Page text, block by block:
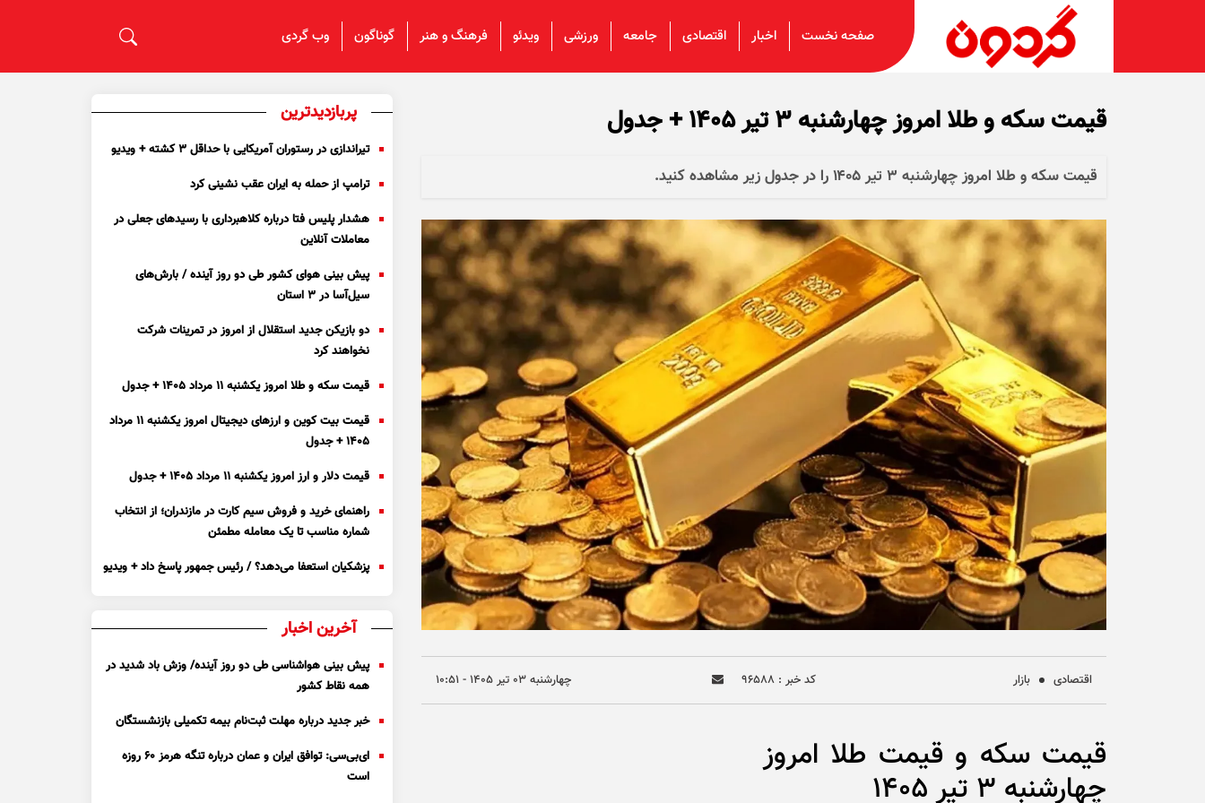
صفحه نخست اخبار اقتصادی جامعه ورزشی ویدئو فرهنگ و هنر گوناگون وب گردی
قیمت سکه و طلا امروز چهارشنبه ۳ تیر ۱۴۰۵ + جدول
قیمت سکه و طلا امروز چهارشنبه ۳ تیر ۱۴۰۵ را در جدول زیر مشاهده کنید.
اقتصادی بازار کد خبر : ۹۶۵۸۸ چهارشنبه ۰۳ تير ۱۴۰۵ - ۱۰:۵۱
قیمت سکه و قیمت طلا امروز
چهارشنبه 3 تیر 1405
پربازدیدترین
تیراندازی در رستوران آمریکایی با حداقل ۳ کشته + ویدیو
ترامپ از حمله به ایران عقب نشینی کرد
هشدار پلیس فتا درباره کلاهبرداری با رسید‌های جعلی در
معاملات آنلاین
پیش بینی هوای کشور طی دو روز آینده / بارش‌های
سیل‌آسا در ۳ استان
دو بازیکن جدید استقلال از امروز در تمرینات شرکت
نخواهند کرد
قیمت سکه و طلا امروز یکشنبه ۱۱ مرداد ۱۴۰۵ + جدول
قیمت بیت کوین و ارز‌های دیجیتال امروز یکشنبه ۱۱ مرداد
۱۴۰۵ + جدول
قیمت دلار و ارز امروز یکشنبه ۱۱ مرداد ۱۴۰۵ + جدول
راهنمای خرید و فروش سیم کارت در مازندران؛ از انتخاب
شماره مناسب تا یک معامله مطمئن
پزشکیان استعفا می‌دهد؟ / رئیس جمهور پاسخ داد + ویدیو
آخرین اخبار
پیش بینی هواشناسی طی دو روز آینده/ وزش باد شدید در
همه نقاط کشور
خبر جدید درباره مهلت ثبت‌نام بیمه تکمیلی بازنشستگان
ای‌بی‌سی: توافق ایران و عمان درباره تنگه هرمز ۶۰ روزه
است